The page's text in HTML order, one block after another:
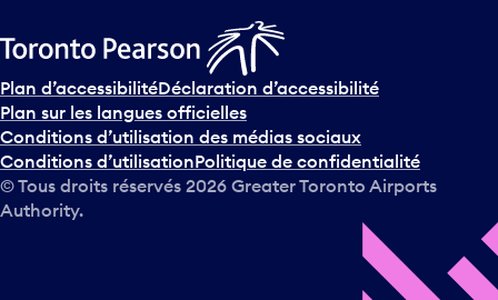
Plan d’accessibilitéDéclaration d’accessibilité
Plan sur les langues officielles
Conditions d’utilisation des médias sociaux
Conditions d’utilisationPolitique de confidentialité
© Tous droits réservés 2026 Greater Toronto Airports
Authority.